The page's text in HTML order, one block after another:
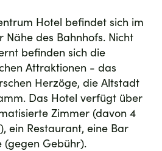
Hotel befindet sich im
des Bahnhofs. Nicht
befinden sich die
Attraktionen - das
Herzöge, die Altstadt
Das Hotel verfügt über
Zimmer (davon 4
ein Restaurant, eine Bar
Gebühr).